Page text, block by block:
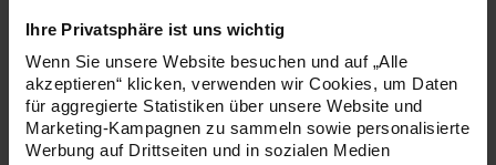
Ihre Privatsphäre ist uns wichtig
Wenn Sie unsere Website besuchen und auf „Alle
akzeptieren“ klicken, verwenden wir Cookies, um Daten
für aggregierte Statistiken über unsere Website und
Marketing-Kampagnen zu sammeln sowie personalisierte
Werbung auf Drittseiten und in sozialen Medien
Mini-Kugel-Anhänger
Mini-Kugel-Anhänger neon-pastell 6
Stück
Lieferzeit: ca. 1-3 Werktage
Artikeldetails